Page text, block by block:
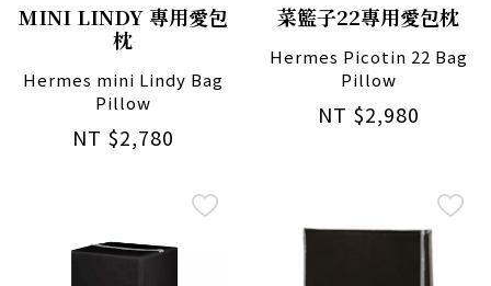
MINI LINDY 專用愛包
枕
Hermes mini Lindy Bag
Pillow
NT $2,780
菜籃子22專用愛包枕
Hermes Picotin 22 Bag
Pillow
NT $2,980